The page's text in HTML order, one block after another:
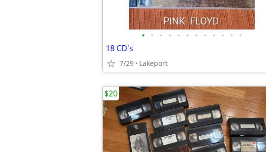
• • • • • • • • • • • •
18 CD's
7/29 Lakeport
$20